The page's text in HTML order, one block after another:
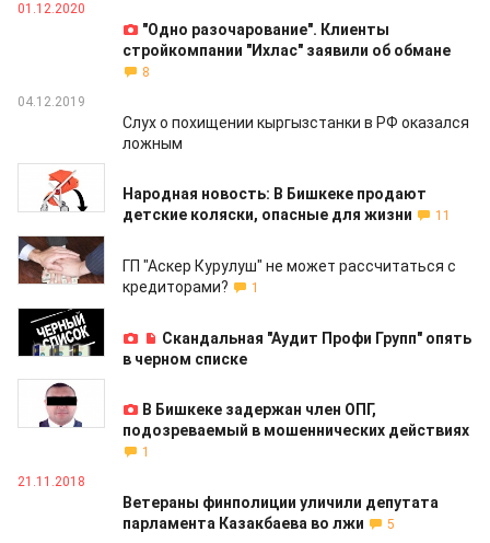
01.12.2020
"Одно разочарование". Клиенты
стройкомпании "Ихлас" заявили об обмане
8
04.12.2019
Слух о похищении кыргызстанки в РФ оказался
ложным
18.10.2019
Народная новость: В Бишкеке продают
детские коляски, опасные для жизни
11
23.05.2019
ГП "Аскер Курулуш" не может рассчитаться с
кредиторами?
1
12.03.2019
Скандальная "Аудит Профи Групп" опять
в черном списке
23.01.2019
В Бишкеке задержан член ОПГ,
подозреваемый в мошеннических действиях
1
21.11.2018
Ветераны финполиции уличили депутата
парламента Казакбаева во лжи
5